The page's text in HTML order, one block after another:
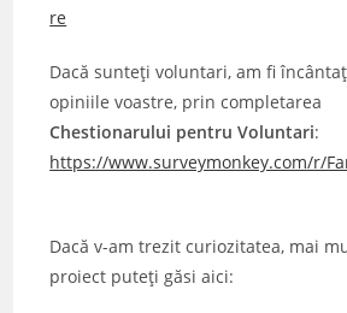
re
Dacă sunteți voluntari, am fi
opiniile voastre, prin completarea
Chestionarului pentru Voluntari:
https://www.surveymonkey.com/r/
Dacă v-am trezit curiozitatea, mai
proiect puteți găsi aici: